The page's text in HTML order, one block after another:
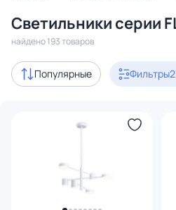
Светильники серии
найдено 193 товаров
Популярные Фильтры2
Люстры Подвесные
В наличии 110